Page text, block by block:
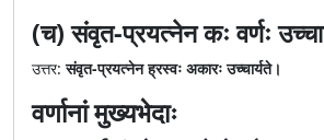
(च) संवृत-प्रयत्नेन कः वर्णः
उत्तर:संवृत-प्रयत्नेन ह्रस्वः अकारः उच्चार्यते।
वर्णानां मुख्यभेदाः